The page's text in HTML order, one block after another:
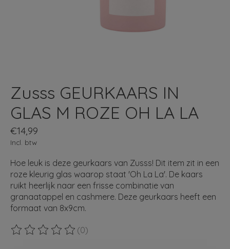
Zusss GEURKAARS IN
GLAS M ROZE OH LA LA
€14,99
Incl. btw
Hoe leuk is deze geurkaars van Zusss! Dit item zit in een
roze kleurig glas waarop staat 'Oh La La'. De kaars
ruikt heerlijk naar een frisse combinatie van
granaatappel en cashmere. Deze geurkaars heeft een
formaat van 8x9cm.
De beoordeling van dit product is
(0)